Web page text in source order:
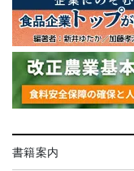
書籍案内